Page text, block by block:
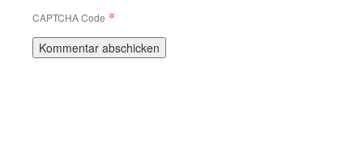
CAPTCHA Code *